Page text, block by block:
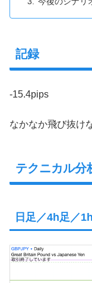
記録
-15.4pips
なかなか飛び抜け
テクニカル分
日足／4h足／